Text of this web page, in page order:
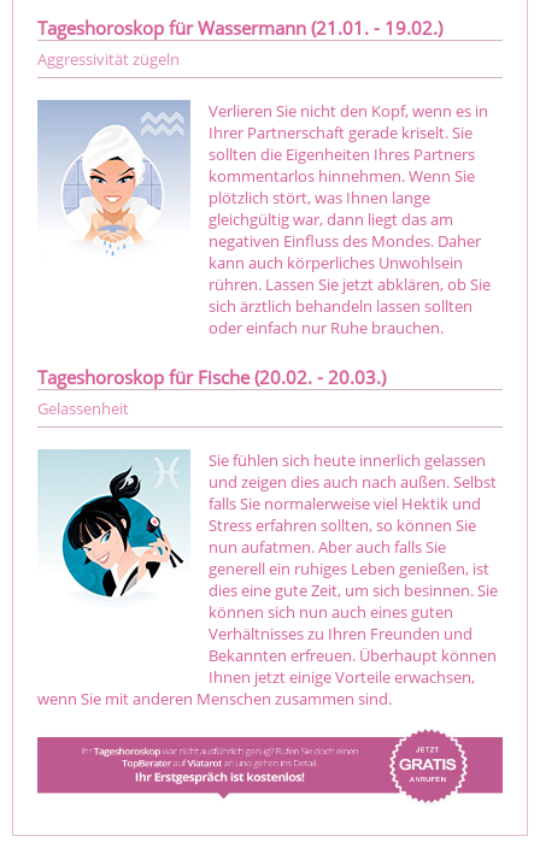
Tageshoroskop für Wassermann (21.01. - 19.02.)
Aggressivität zügeln
Verlieren Sie nicht den Kopf, wenn es in
Ihrer Partnerschaft gerade kriselt. Sie
sollten die Eigenheiten Ihres Partners
kommentarlos hinnehmen. Wenn Sie
plötzlich stört, was Ihnen lange
gleichgültig war, dann liegt das am
negativen Einfluss des Mondes. Daher
kann auch körperliches Unwohlsein
rühren. Lassen Sie jetzt abklären, ob Sie
sich ärztlich behandeln lassen sollten
oder einfach nur Ruhe brauchen.
Tageshoroskop für Fische (20.02. - 20.03.)
Gelassenheit
Sie fühlen sich heute innerlich gelassen
und zeigen dies auch nach außen. Selbst
falls Sie normalerweise viel Hektik und
Stress erfahren sollten, so können Sie
nun aufatmen. Aber auch falls Sie
generell ein ruhiges Leben genießen, ist
dies eine gute Zeit, um sich besinnen. Sie
können sich nun auch eines guten
Verhältnisses zu Ihren Freunden und
Bekannten erfreuen. Überhaupt können
Ihnen jetzt einige Vorteile erwachsen,
wenn Sie mit anderen Menschen zusammen sind.